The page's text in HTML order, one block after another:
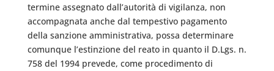
termine assegnato dall’autorità di vigilanza, non
accompagnata anche dal tempestivo pagamento
della sanzione amministrativa, possa determinare
comunque l’estinzione del reato in quanto il D.Lgs. n.
758 del 1994 prevede, come procedimento di